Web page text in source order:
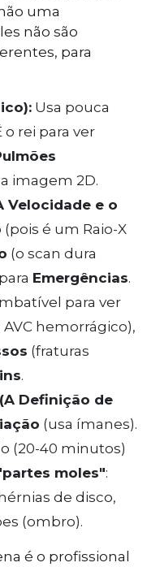
uma
não são
para
Usa pouca
o rei para ver
imagem 2D.
Velocidade e o
é um Raio-X
(o scan dura
Emergências.
para ver
hemorrágico),
(fraturas
.
Definição de
(usa ímanes).
(20-40 minutos)
moles":
de disco,
(ombro).
é o profissional